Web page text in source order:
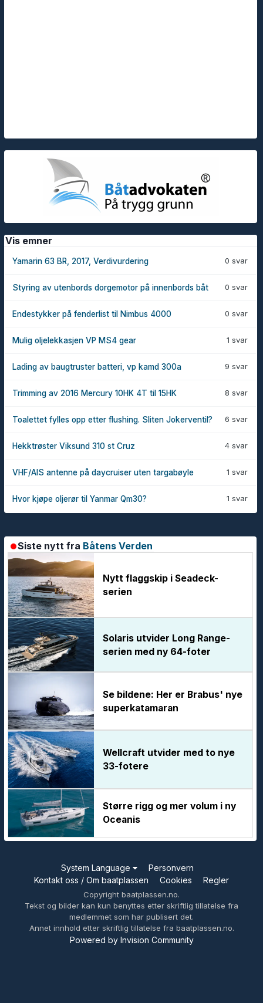
Vis emner
0 svar
Yamarin 63 BR, 2017, Verdivurdering
0 svar
Styring av utenbords dorgemotor på innenbords båt
0 svar
Endestykker på fenderlist til Nimbus 4000
1 svar
Mulig oljelekkasjen VP MS4 gear
9 svar
Lading av baugtruster batteri, vp kamd 300a
8 svar
Trimming av 2016 Mercury 10HK 4T til 15HK
6 svar
Toalettet fylles opp etter flushing. Sliten Jokerventil?
4 svar
Hekktrøster Viksund 310 st Cruz
1 svar
VHF/AIS antenne på daycruiser uten targabøyle
1 svar
Hvor kjøpe oljerør til Yanmar Qm30?
Siste nytt fra Båtens Verden
Nytt flaggskip i Seadeck-
serien
Solaris utvider Long Range-
serien med ny 64-foter
Se bildene: Her er Brabus' nye
superkatamaran
Wellcraft utvider med to nye
33-fotere
Større rigg og mer volum i ny
Oceanis
System Language
Personvern
Kontakt oss / Om baatplassen
Cookies Regler
Copyright baatplassen.no.
Tekst og bilder kan kun benyttes etter skriftlig tillatelse fra
medlemmet som har publisert det.
Annet innhold etter skriftlig tillatelse fra baatplassen.no.
Powered by Invision Community